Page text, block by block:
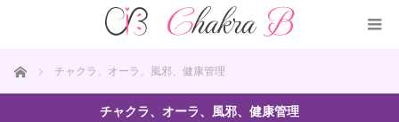
ホーム チャクラ、オーラ、風邪、健康管理
チャクラ、オーラ、風邪、健康管理